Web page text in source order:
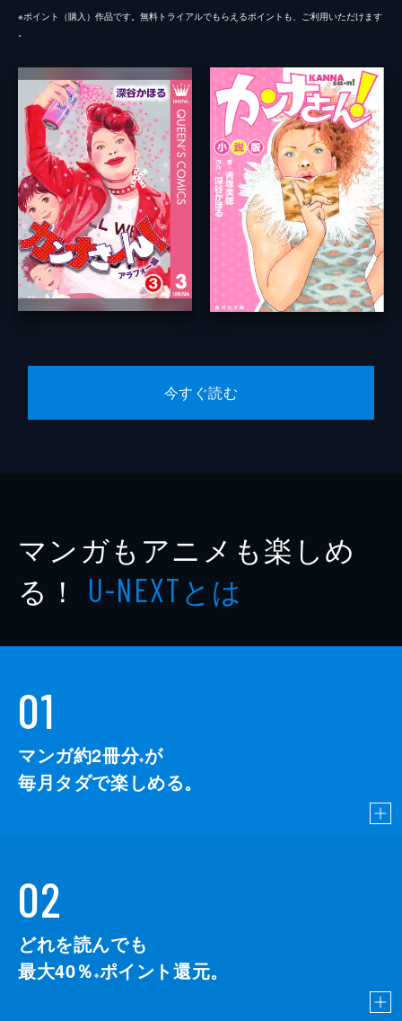
※ポイント（購⼊）作品です。無料トライアルでもらえるポイントも、ご利⽤いただけます
。
今すぐ読む
マンガもアニメも楽しめ
る！ U-NEXTとは
01
マンガ約2冊分※が
毎月タダで楽しめる。
02
どれを読んでも
最大40％ ※ポイント還元。